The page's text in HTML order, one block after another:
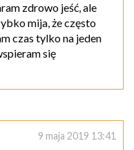
zdrowo jeść, ale
mija, że często
czas tylko na jeden
się
9 maja 2019 13:41